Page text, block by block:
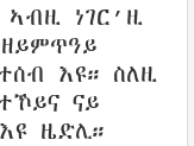
ነገር’ዚ
እዩ። ስለዚ
ናይ
ዜድሊ።